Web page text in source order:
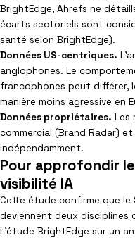
BrightEdge, Ahrefs ne
écarts sectoriels sont
santé selon BrightEdge).
Données US-centriques.
anglophones. Le
francophones peut différer,
manière moins agressive en
Données propriétaires. Les
commercial (Brand Radar)
indépendamment.
Pour approfondir
visibilité IA
Cette étude confirme que le
deviennent deux disciplines
L’étude BrightEdge sur un